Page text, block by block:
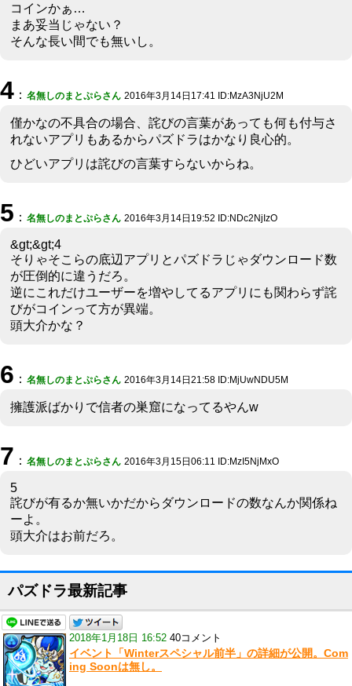
コインかぁ…
まあ妥当じゃない？
そんな長い間でも無いし。
4 ： 名無しのまとぷらさん 2016年3月14日17:41 ID:MzA3NjU2M
僅かなの不具合の場合、詫びの言葉があっても何も付与さ
れないアプリもあるからパズドラはかなり良心的。
ひどいアプリは詫びの言葉すらないからね。
5 ： 名無しのまとぷらさん 2016年3月14日19:52 ID:NDc2NjIzO
&gt;&gt;4
そりゃそこらの底辺アプリとパズドラじゃダウンロード数
が圧倒的に違うだろ。
逆にこれだけユーザーを増やしてるアプリにも関わらず詫
びがコインって方が異端。
頭大介かな？
6 ： 名無しのまとぷらさん 2016年3月14日21:58 ID:MjUwNDU5M
擁護派ばかりで信者の巣窟になってるやんw
7 ： 名無しのまとぷらさん 2016年3月15日06:11 ID:MzI5NjMxO
5
詫びが有るか無いかだからダウンロードの数なんか関係ね
ーよ。
頭大介はお前だろ。
パズドラ最新記事
2018年1月18日 16:52 40コメント
イベント「Winterスペシャル前半」の詳細が公開。Com
ing Soonは無し。